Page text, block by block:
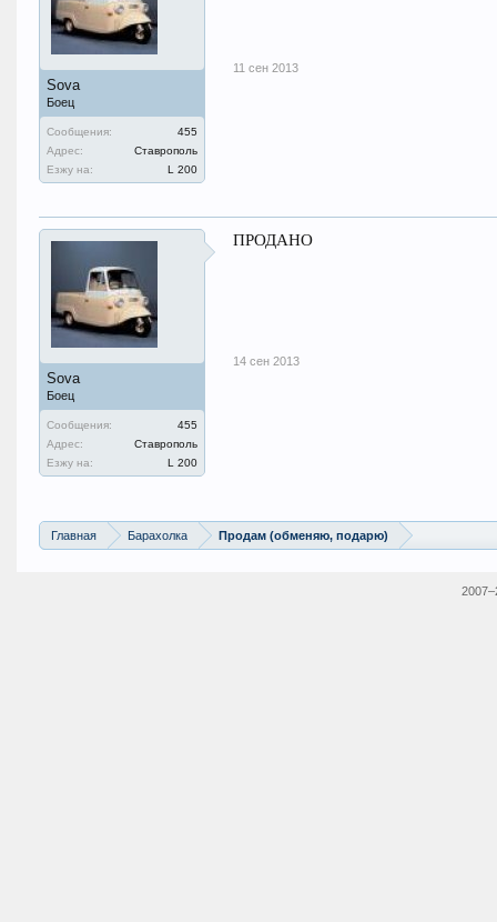
Sova
Боец
Сообщения:
455
Адрес:
Ставрополь
Езжу на:
L 200
11 сен 2013
Sova
Боец
Сообщения:
455
Адрес:
Ставрополь
Езжу на:
L 200
ПРОДАНО
14 сен 2013
Главная Барахолка Продам (обменяю, подарю)
2007–